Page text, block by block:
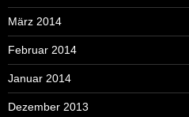
März 2014
Februar 2014
Januar 2014
Dezember 2013